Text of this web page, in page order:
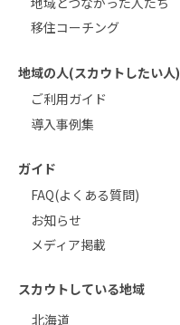
移住コーチング
地域の人(スカウトしたい人
ご利用ガイド
導入事例集
ガイド
FAQ(よくある質問)
お知らせ
メディア掲載
スカウトしている地域
北海道